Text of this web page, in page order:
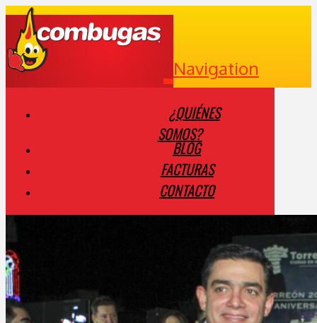
Navigation
¿QUIÉNES
SOMOS?
BLOG
FACTURAS
CONTACTO